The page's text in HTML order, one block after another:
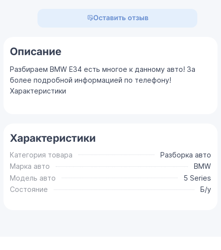
Оставить отзыв
Описание
Разбираем BMW E34 есть многое к данному авто! За
более подробной информацией по телефону!
Характеристики
Характеристики
Категория товара
Разборка авто
Марка авто
BMW
Модель авто
5 Series
Состояние
Б/у